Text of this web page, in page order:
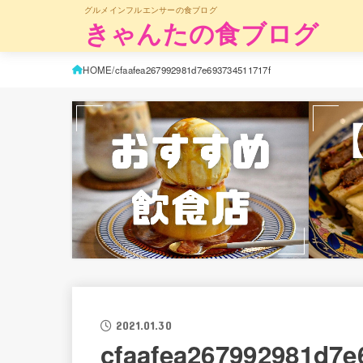
グルメインフルエンサーの食ブログ
きゃんたの食ブログ
HOME cfaafea267992981d7e693734511717f
2021.01.30